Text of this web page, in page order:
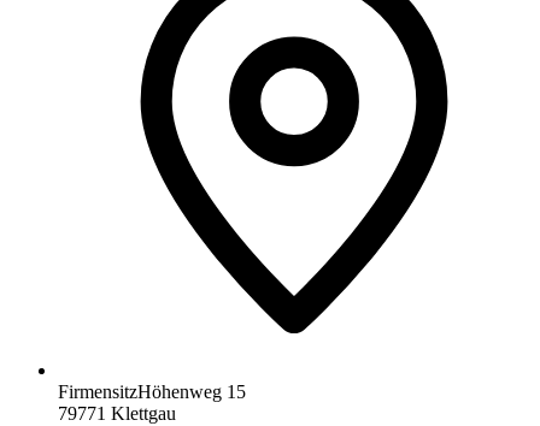
FirmensitzHöhenweg 15
79771 Klettgau